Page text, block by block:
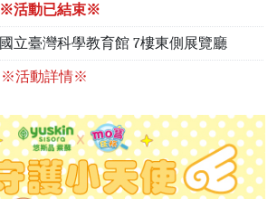
※活動已結束※
國立臺灣科學教育館 7樓東側展覽廳
※活動詳情※